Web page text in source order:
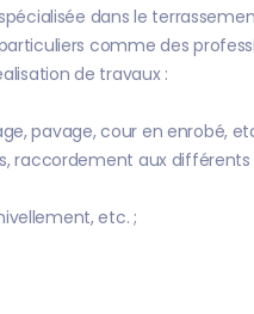
dans le
comme des
de travaux :
pavage, cour en enrobé,
raccordement aux
etc. ;